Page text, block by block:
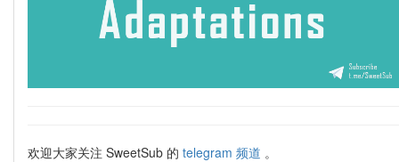
欢迎大家关注 SweetSub 的 telegram 频道 。